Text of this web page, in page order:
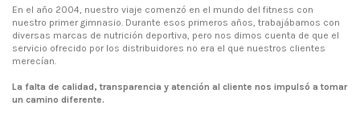
En el año 2004, nuestro viaje comenzó en el mundo del fitness con
nuestro primer gimnasio. Durante esos primeros años, trabajábamos con
diversas marcas de nutrición deportiva, pero nos dimos cuenta de que el
servicio ofrecido por los distribuidores no era el que nuestros clientes
merecían.
La falta de calidad, transparencia y atención al cliente nos impulsó a tomar
un camino diferente.